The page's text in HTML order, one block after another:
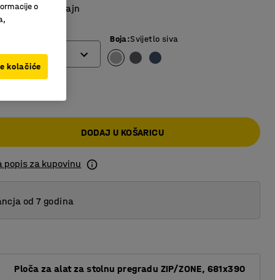
i moderan dizajn
Boja:Svijetlo siva
DODAJ U KOŠARICU
popis za kupovinu
od 7 godina
Ploča za alat za stolnu pregradu ZIP/ZONE, 681x390
o
kolačiće